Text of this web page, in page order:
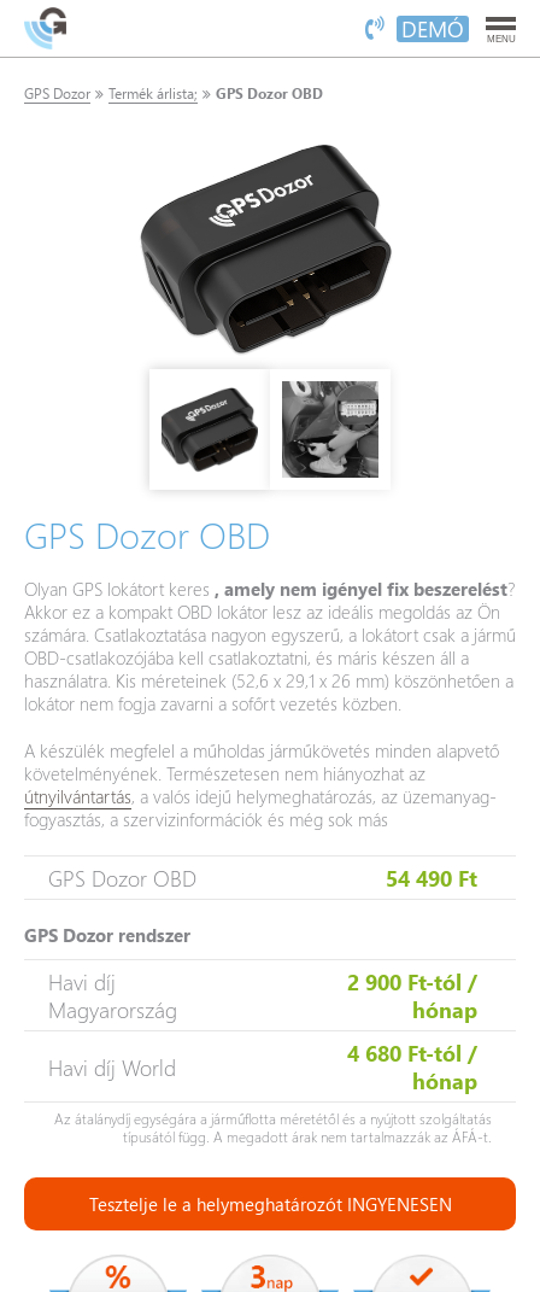
DEMÓ MENU
GPS Dozor Termék árlista; GPS Dozor OBD
GPS Dozor OBD
Olyan GPS lokátort keres , amely nem igényel fix beszerelést?
Akkor ez a kompakt OBD lokátor lesz az ideális megoldás az Ön
számára. Csatlakoztatása nagyon egyszerű, a lokátort csak a jármű
OBD-csatlakozójába kell csatlakoztatni, és máris készen áll a
használatra. Kis méreteinek (52,6 x 29,1 x 26 mm) köszönhetően a
lokátor nem fogja zavarni a sofőrt vezetés közben.
A készülék megfelel a műholdas járműkövetés minden alapvető
követelményének. Természetesen nem hiányozhat az
útnyilvántartás, a valós idejű helymeghatározás, az üzemanyag-
fogyasztás, a szervizinformációk és még sok más
GPS Dozor OBD 54 490 Ft
GPS Dozor rendszer
Havi díj
Magyarország
2 900 Ft-tól /
hónap
Havi díj World
4 680 Ft-tól /
hónap
Az átalánydíj egységára a járműflotta méretétől és a nyújtott szolgáltatás
típusától függ. A megadott árak nem tartalmazzák az ÁFÁ-t.
Tesztelje le a helymeghatározót INGYENESEN